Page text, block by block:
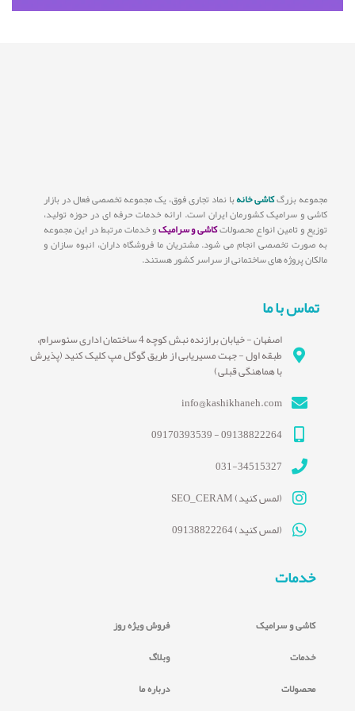
مجموعه بزرگکاشی خانهبا نماد تجاری فوق، یک مجموعه تخصصی فعال در بازار
کاشی و سرامیک کشورمان ایران است. ارائه خدمات حرفه ای در حوزه تولید،
توزیع و تامین انواع محصولاتکاشی و سرامیکو خدمات مرتبط در این مجموعه
به صورت تخصصی انجام می شود. مشتریان ما فروشگاه داران، انبوه سازان و
مالکان پروژه های ساختمانی از سراسر کشور هستند.
تماس با ما
اصفهان - خیابان برازنده نبش کوچه 4 ساختمان اداری سئوسرام،
طبقه اول - جهت مسیریابی از طریق گوگل مپ کلیک کنید (پذیرش
با هماهنگی قبلی)
info@kashikhaneh.com
09138822264 - 09170393539
031-34515327
(لمس کنید) SEO_CERAM
(لمس کنید) 09138822264
خدمات
کاشی و سرامیک
خدمات
محصولات
فروش ویژه روز
وبلاگ
درباره ما